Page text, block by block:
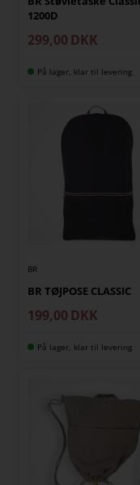
1200D
299,00 DKK
På lager, klar til levering
BR
BR TØJPOSE CLASSIC
199,00 DKK
På lager, klar til levering